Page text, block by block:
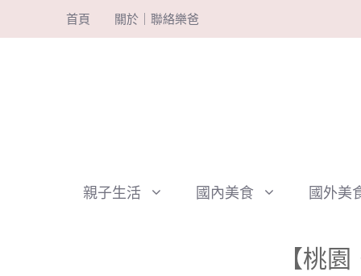
至
首頁 關於｜聯絡樂爸
親子生活 國內美食 國外美
【桃